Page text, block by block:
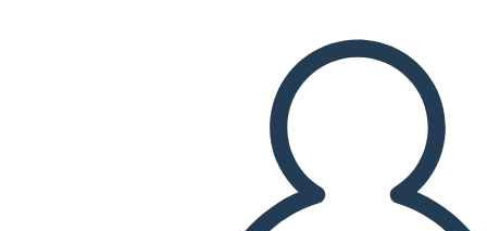
ODTWARZANIE POKAZU SLAJDÓW
PRZECZYTAJ MI